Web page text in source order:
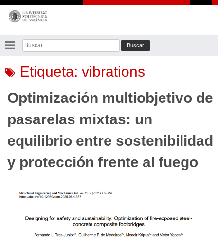
Saltar
contenido
Buscar:
Etiqueta: vibrations
Optimización multiobjetivo de
pasarelas mixtas: un
equilibrio entre sostenibilidad
y protección frente al fuego